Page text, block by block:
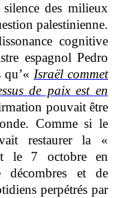
des milieux
palestinienne.
cognitive
espagnol Pedro
qu’« Israël commet
de paix est en
pouvait être
Comme si le
restaurer la «
le 7 octobre en
décombres et de
perpétrés par